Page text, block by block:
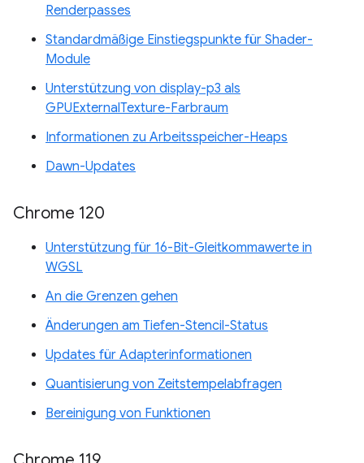
Renderpasses
Standardmäßige Einstiegspunkte für Shader-
Module
Unterstützung von display-p3 als
GPUExternalTexture-Farbraum
Informationen zu Arbeitsspeicher-Heaps
Dawn-Updates
Chrome 120
Unterstützung für 16-Bit-Gleitkommawerte in
WGSL
An die Grenzen gehen
Änderungen am Tiefen-Stencil-Status
Updates für Adapterinformationen
Quantisierung von Zeitstempelabfragen
Bereinigung von Funktionen